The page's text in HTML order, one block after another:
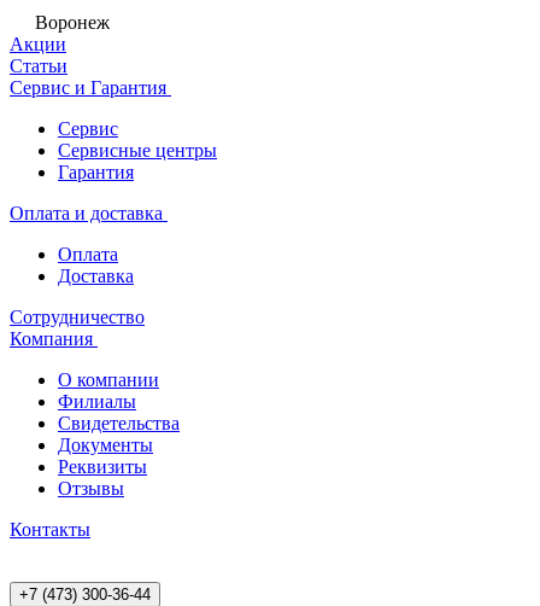
Воронеж
Акции
Статьи
Сервис и Гарантия
Сервис
Сервисные центры
Гарантия
Оплата и доставка
Оплата
Доставка
Сотрудничество
Компания
О компании
Филиалы
Свидетельства
Документы
Реквизиты
Отзывы
Контакты
+7 (473) 300-36-44